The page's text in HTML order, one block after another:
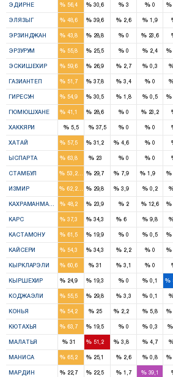
ЭДИРНЕ %56,4 %30,6 % 3 % 0 %
ЭЛЯЗЫГ %48,6 %39,6 % 2,6 % 1,9
ЭРЗИНДЖАН %43,8 %28,8 % 0 %23,6
ЭРЗУРУМ %55,8 %25,5 % 0 % 2,4 %
ЭСКИШЕХИР %59,6 %26,9 % 2,7 % 0,3
ГАЗИАНТЕП %51,7 %37,8 % 3,4 % 0
ГИРЕСУН %54,9 %30,5 % 1,8 % 0,5 %
ГЮМЮШХАНЕ %41,1 %28,6 % 0 %23,2
ХАККЯРИ % 5,5 %37,5 % 0 % 0
ХАТАЙ %57,5 %31,2 % 4,6 % 0
ЫСПАРТА %63,8 %23 % 0 % 0
СТАМБУЛ % 53,2 %29,7 % 7,9 % 1,9 %
ИЗМИР % 62,2 %29,8 % 3,9 % 0,2
КАХРАМАНМАРАШ%48,2 %23,9 % 2 %12,6 %
КАРС %37,3 %34,3 % 6 % 9,8
КАСТАМОНУ %61,5 %19,9 % 0 % 0,5 %
КАЙСЕРИ %54,3 %34,3 % 2,2 % 0 %
КЫРКЛАРЭЛИ %60,6 %31 % 3,1 % 0
КЫРШЕХИР %24,9 %19,3 % 0 % 0,1 %
КОДЖАЭЛИ %55,5 %29,8 % 3,3 % 0,1
КОНЬЯ %54,2 %25 % 2,2 % 5,8 %
КЮТАХЬЯ %63,7 %19,5 % 0 % 0,3 %
МАЛАТЬЯ %31 %51,2 % 3,8 % 4,7
МАНИСА %65,2 %25,1 % 2,6 % 0,8 %
МАРДИН %22,7 %22,5 % 1,7 %39,1